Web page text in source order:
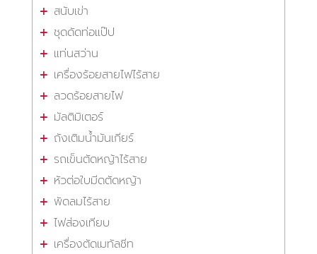
สนับเข่า
ชุดดัดท่อแป๊ป
แท่นสว่าน
เครื่องร้อยสายไฟไร้สาย
ลวดร้อยสายไฟ
มัลติมิเตอร์
ถังเติมน้ำมันเกียร์
รถเข็นตัดหญ้าไร้สาย
หัวต่อใบมีดตัดหญ้า
พัดลมไร้สาย
ไฟส่องเทียบ
เครื่องตัดเมทัลชีท